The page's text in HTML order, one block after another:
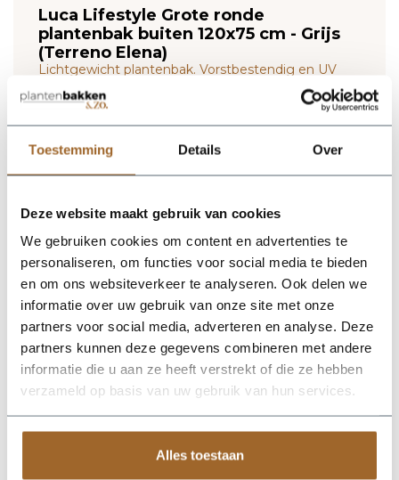
Toestemming Details Over
Deze website maakt gebruik van cookies
We gebruiken cookies om content en advertenties te
personaliseren, om functies voor social media te bieden
en om ons websiteverkeer te analyseren. Ook delen we
informatie over uw gebruik van onze site met onze
partners voor social media, adverteren en analyse. Deze
partners kunnen deze gegevens combineren met andere
informatie die u aan ze heeft verstrekt of die ze hebben
verzameld op basis van uw gebruik van hun services.
Alles toestaan
Luca Lifestyle Grote ronde
plantenbak buiten 120x75 cm - Grijs
(Terreno Elena)
Lichtgewicht plantenbak. Vorstbestendig en UV
Wij leveren rechtstreeks vanuit het magazijn van
Luca Lifestyle. Mocht het product niet op voorraad
zijn, nemen we contact met je op.
sfeer, volume en een verzorgde uitstraling in elke ruimte.
Dankzij de designvorm krijgt deze plantenbak een herkenbaar
silhouet dat mooi combineert met zowel moderne als
natuurlijke interieurs. De kleur klei geeft het ontwerp een
rustige, stijlvolle basis en laat groen extra goed tot zijn recht
komen. Het buitenformaat is 120 x 120 x 75 cm, waardoor de
bak voldoende aanwezigheid heeft zonder zijn elegante vorm
te verliezen. Praktische kenmerken: plantgat Ø95 en inhoud
650 liter. De afwerking in fiberglas zorgt voor een luxe look en
maakt deze plantenbak geschikt voor styling in huis, op
maten of kleuren uit dezelfde serie voor een krachtig en